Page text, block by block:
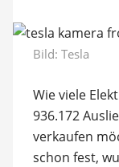
Bild: Tesla
Wie viele
936.172
verkaufen
schon fest,